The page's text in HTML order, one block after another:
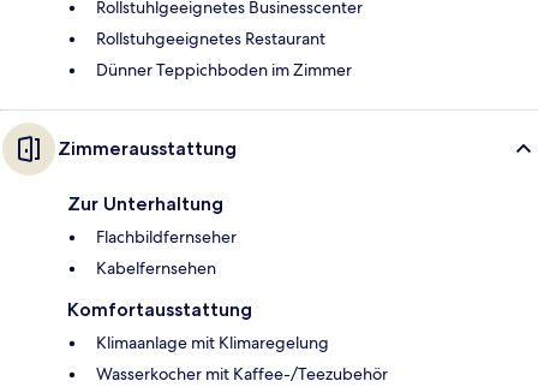
Rollstuhlgeeignetes Businesscenter
Rollstuhgeeignetes Restaurant
Dünner Teppichboden im Zimmer
Zimmerausstattung
Zur Unterhaltung
Flachbildfernseher
Kabelfernsehen
Komfortausstattung
Klimaanlage mit Klimaregelung
Wasserkocher mit Kaffee-/Teezubehör